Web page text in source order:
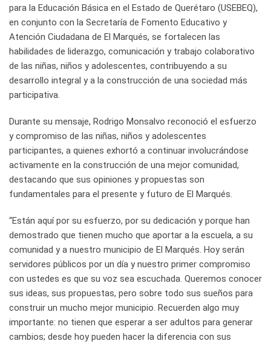
para la Educación Básica en el Estado de Querétaro (USEBEQ),
en conjunto con la Secretaría de Fomento Educativo y
Atención Ciudadana de El Marqués, se fortalecen las
habilidades de liderazgo, comunicación y trabajo colaborativo
de las niñas, niños y adolescentes, contribuyendo a su
desarrollo integral y a la construcción de una sociedad más
participativa.
Durante su mensaje, Rodrigo Monsalvo reconoció el esfuerzo
y compromiso de las niñas, niños y adolescentes
participantes, a quienes exhortó a continuar involucrándose
activamente en la construcción de una mejor comunidad,
destacando que sus opiniones y propuestas son
fundamentales para el presente y futuro de El Marqués.
“Están aquí por su esfuerzo, por su dedicación y porque han
demostrado que tienen mucho que aportar a la escuela, a su
comunidad y a nuestro municipio de El Marqués. Hoy serán
servidores públicos por un día y nuestro primer compromiso
con ustedes es que su voz sea escuchada. Queremos conocer
sus ideas, sus propuestas, pero sobre todo sus sueños para
construir un mucho mejor municipio. Recuerden algo muy
importante: no tienen que esperar a ser adultos para generar
cambios; desde hoy pueden hacer la diferencia con sus